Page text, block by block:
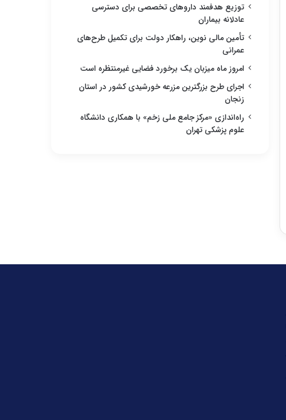
توزیع هدفمند داروهای تخصصی برای دسترسی
عادلانه بیماران
تأمین مالی نوین، راهکار دولت برای تکمیل طرح‌های
عمرانی
امروز ماه میزبان یک برخورد فضایی غیرمنتظره است
اجرای طرح بزرگترین مزرعه خورشیدی کشور در استان
زنجان
راه‌اندازی «مرکز جامع ملی زخم» با همکاری دانشگاه
علوم پزشکی تهران